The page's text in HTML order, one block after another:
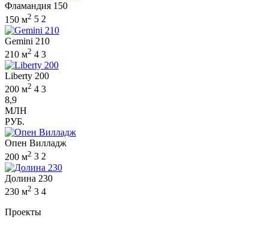
Фламандия 150
150 м2 5 2
Gemini 210
210 м2 4 3
Liberty 200
200 м2 4 3
8,9
МЛН
РУБ.
Опен Вилладж
200 м2 3 2
Долина 230
230 м2 3 4
Проекты